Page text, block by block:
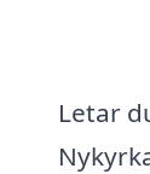
Letar